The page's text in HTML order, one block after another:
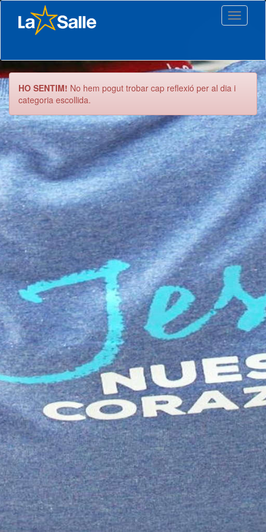
Toggle
HO SENTIM! No hem pogut trobar cap reflexió per al dia i
categoria escollida.